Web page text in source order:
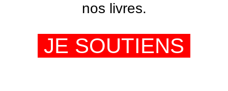
nos livres.
JE SOUTIENS